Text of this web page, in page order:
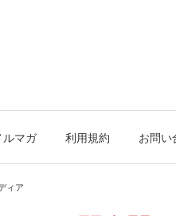
ルマガ 利用規約 お問い
ィア